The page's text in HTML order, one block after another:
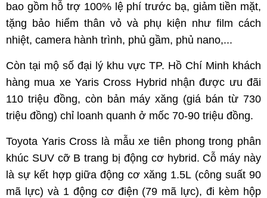
bao gồm hỗ trợ 100% lệ phí trước bạ, giảm tiền mặt,
tặng bảo hiểm thân vỏ và phụ kiện như film cách
nhiệt, camera hành trình, phủ gầm, phủ nano,...
Còn tại mộ số đại lý khu vực TP. Hồ Chí Minh khách
hàng mua xe Yaris Cross Hybrid nhận được ưu đãi
110 triệu đồng, còn bản máy xăng (giá bán từ 730
triệu đồng) chỉ loanh quanh ở mốc 70-90 triệu đồng.
Toyota Yaris Cross là mẫu xe tiên phong trong phân
khúc SUV cỡ B trang bị động cơ hybrid. Cỗ máy này
là sự kết hợp giữa động cơ xăng 1.5L (công suất 90
mã lực) và 1 động cơ điện (79 mã lực), đi kèm hộp